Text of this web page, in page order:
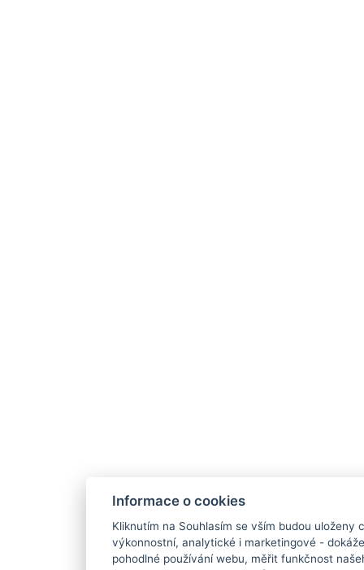
Informace o cookies
Kliknutím na Souhlasím se vším budou uloženy
výkonnostní, analytické i marketingové -
pohodlné používání webu, měřit funkčnost